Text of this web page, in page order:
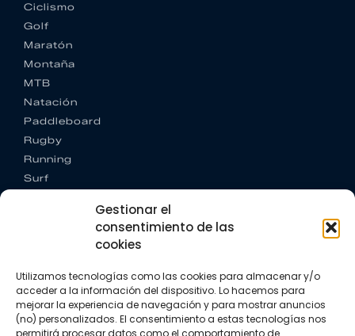
Gestionar el
consentimiento de las
cookies
Utilizamos tecnologías como las cookies para almacenar y/o
acceder a la información del dispositivo. Lo hacemos para
mejorar la experiencia de navegación y para mostrar anuncios
(no) personalizados. El consentimiento a estas tecnologías nos
permitirá procesar datos como el comportamiento de
Ciclismo
Golf
Maratón
Montaña
MTB
Natación
Paddleboard
Rugby
Running
Surf
CONTACTO
+34 662 342 177
info@vkssport.com
SÍGUENOS